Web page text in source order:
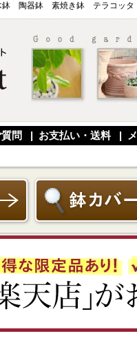
鉢 陶器鉢 素焼き鉢 テラコッタ
問 | お支払い・送料|